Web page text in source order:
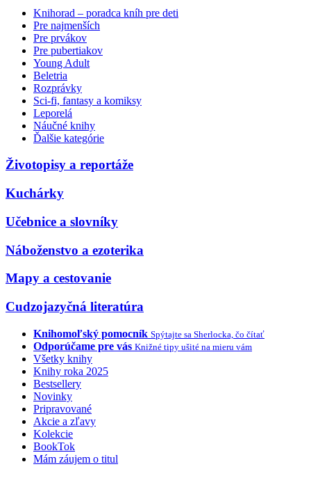
Knihorad – poradca kníh pre deti
Pre najmenších
Pre prvákov
Pre pubertiakov
Young Adult
Beletria
Rozprávky
Sci-fi, fantasy a komiksy
Leporelá
Náučné knihy
Ďalšie kategórie
Životopisy a reportáže
Kuchárky
Učebnice a slovníky
Náboženstvo a ezoterika
Mapy a cestovanie
Cudzojazyčná literatúra
Knihomoľský pomocník Spýtajte sa Sherlocka, čo čítať
Odporúčame pre vás Knižné tipy ušité na mieru vám
Všetky knihy
Knihy roka 2025
Bestsellery
Novinky
Pripravované
Akcie a zľavy
Kolekcie
BookTok
Mám záujem o titul